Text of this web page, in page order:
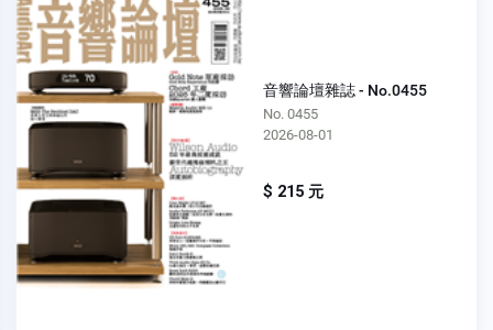
音響論壇雜誌 - No.0455
No. 0455
2026-08-01
$ 215 元